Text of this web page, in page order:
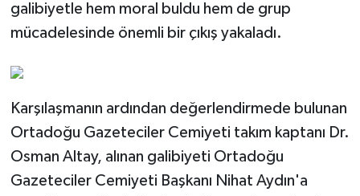
galibiyetle hem moral buldu hem de grup
mücadelesinde önemli bir çıkış yakaladı.
Karşılaşmanın ardından değerlendirmede bulunan
Ortadoğu Gazeteciler Cemiyeti takım kaptanı Dr.
Osman Altay, alınan galibiyeti Ortadoğu
Gazeteciler Cemiyeti Başkanı Nihat Aydın'a